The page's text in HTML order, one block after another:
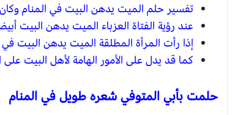
تفسير حلم الميت يدهن البيت في المنام
عند رؤية الفتاة العزباء الميت يدهن البيت
إذا رأت المرأة المطلقة الميت يدهن البيت
كما قد يدل على الأمور الهامة لأهل البيت على
حلمت بأبي المتوفي شعره طويل في المنام